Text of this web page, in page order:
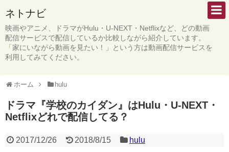
ネトナビ
映画やアニメ、ドラマがHulu・U-NEXT・Netflixなど、どの動画
配信サービスで配信しているか比較しながら紹介しています。
「家にいながら動画を見たい！」という方は動画配信サービスを
利用してみてください。
ホーム hulu
ドラマ『学校のカイダン』はHulu・U-NEXT・
Netflixどれで配信してる？
2017/12/26 2018/8/15 hulu